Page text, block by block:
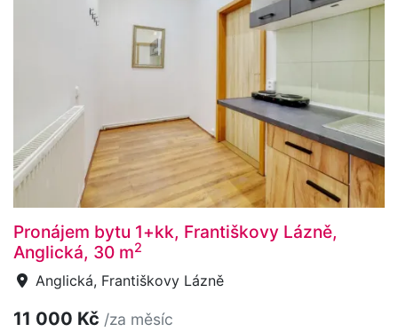
Pronájem bytu 1+kk, Františkovy Lázně,
Anglická, 30 m2
Anglická, Františkovy Lázně
11 000 Kč /za měsíc